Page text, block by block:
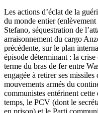
Les actions d’éclat de la
du monde entier
Stefano, séquestration de
arraisonnement du cargo
précédente, sur le plan
épisode déterminant : la
terme du bras de fer entre
engagée à retirer ses
mouvements armés du
communistes entérinent
temps, le PCV (dont le
en prison) et le Parti